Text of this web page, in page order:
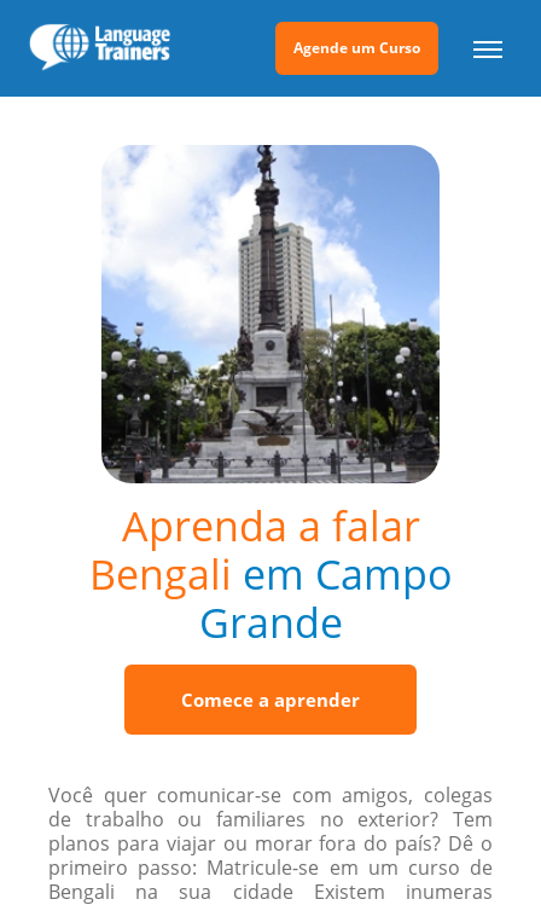
Agende um Curso
Aprenda a falar
Bengali em Campo
Grande
Comece a aprender
Você quer comunicar-se com amigos, colegas
de trabalho ou familiares no exterior? Tem
planos para viajar ou morar fora do país? Dê o
primeiro passo: Matricule-se em um curso de
Bengali na sua cidade Existem inumeras